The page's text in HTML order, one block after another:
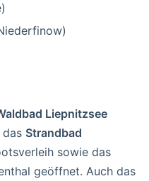
Liepnitzsee
das Strandbad
sowie das
geöffnet. Auch das